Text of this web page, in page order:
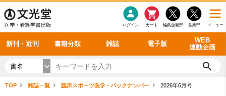
メニュー
営業部
編集企画部
カート
ログイン
新刊・近刊 書籍分類 雑誌 電子版
WEB
連動企画
感染症 老年医学
看護・介護
呼吸器
循環器
シリーズ一覧
雑誌投稿規定
理学療法
雑誌案内・年間購読 最新号 バックナンバー
電子書籍
電子雑誌
書籍「データに基づく臨床動作分析」WEB動画
書籍「眼手術学」WEB動画
書籍「神経症候学 II 改訂第二版」 WEB動画
新刊一覧
今後の発行予定
書名
TOP 雑誌一覧 臨床スポーツ医学 - バックナンバー 2026年6月号